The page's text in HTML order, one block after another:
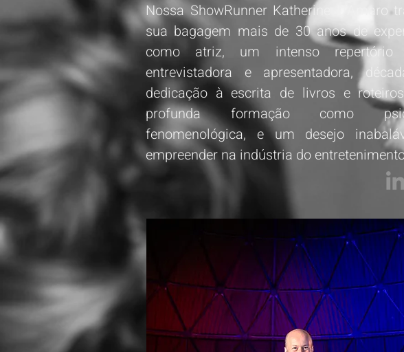
Nossa ShowRunner Katherine D'Amaro
sua bagagem mais de 30 anos de
como atriz, um intenso repertório
entrevistadora e apresentadora,
dedicação à escrita de livros e
profunda formação como
fenomenológica, e um desejo
empreender na indústria do